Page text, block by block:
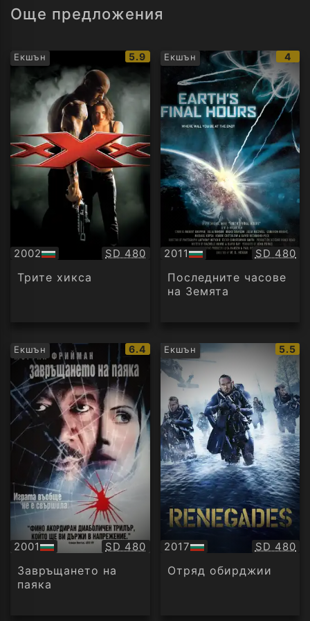
Още предложения
Екшън
IMDb
рейтинг:
5.9
2002
БГ
аудио
Качество:
SD 480
Трите хикса
Екшън 4
2011
БГ
аудио
SD 480
Последните часове
на Земята
Екшън
IMDb
рейтинг:
6.4
2001
БГ
аудио
Качество:
SD 480
Завръщането на
паяка
Екшън
IMDb
5.5
2017
БГ
аудио
SD 480
Отряд обирджии